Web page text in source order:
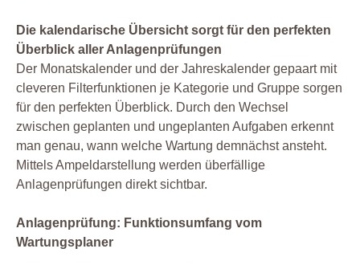
Die kalendarische Übersicht sorgt für den perfekten
Überblick aller Anlagenprüfungen
Der Monatskalender und der Jahreskalender gepaart mit
cleveren Filterfunktionen je Kategorie und Gruppe sorgen
für den perfekten Überblick. Durch den Wechsel
zwischen geplanten und ungeplanten Aufgaben erkennt
man genau, wann welche Wartung demnächst ansteht.
Mittels Ampeldarstellung werden überfällige
Anlagenprüfungen direkt sichtbar.
Anlagenprüfung: Funktionsumfang vom
Wartungsplaner